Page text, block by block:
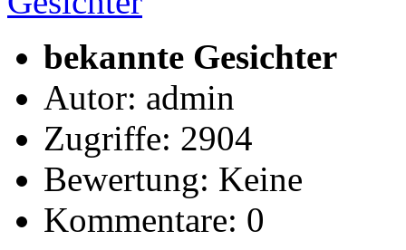
bekannte Gesichter
Autor: admin
Zugriffe: 2904
Bewertung: Keine
Kommentare: 0